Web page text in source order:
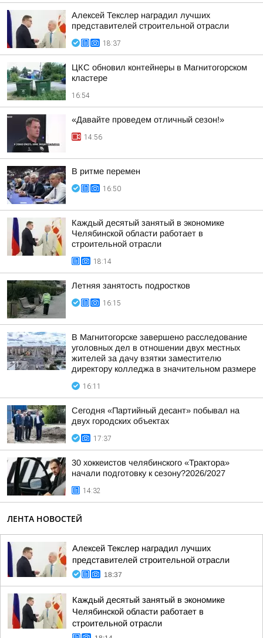
Алексей Текслер наградил лучших
представителей строительной отрасли
18:37
ЦКС обновил контейнеры в Магнитогорском
кластере
16:54
«Давайте проведем отличный сезон!»
14:56
В ритме перемен
16:50
Каждый десятый занятый в экономике
Челябинской области работает в
строительной отрасли
18:14
Летняя занятость подростков
16:15
В Магнитогорске завершено расследование
уголовных дел в отношении двух местных
жителей за дачу взятки заместителю
директору колледжа в значительном размере
16:11
Сегодня «Партийный десант» побывал на
двух городских объектах
17:37
30 хоккеистов челябинского «Трактора»
начали подготовку к сезону?2026/2027
14:32
ЛЕНТА НОВОСТЕЙ
Алексей Текслер наградил лучших
представителей строительной отрасли
18:37
Каждый десятый занятый в экономике
Челябинской области работает в
строительной отрасли